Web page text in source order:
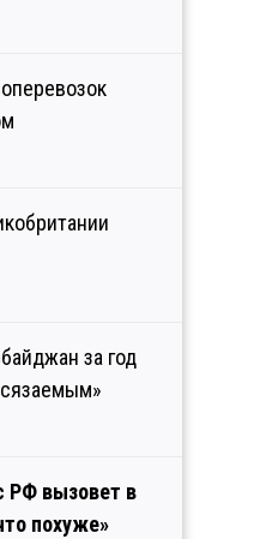
за год
РФ вызовет в
похуже»